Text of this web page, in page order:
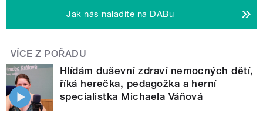
Jak nás naladíte na DABu
VÍCE Z POŘADU
Hlídám duševní zdraví nemocných dětí,
říká herečka, pedagožka a herní
specialistka Michaela Váňová